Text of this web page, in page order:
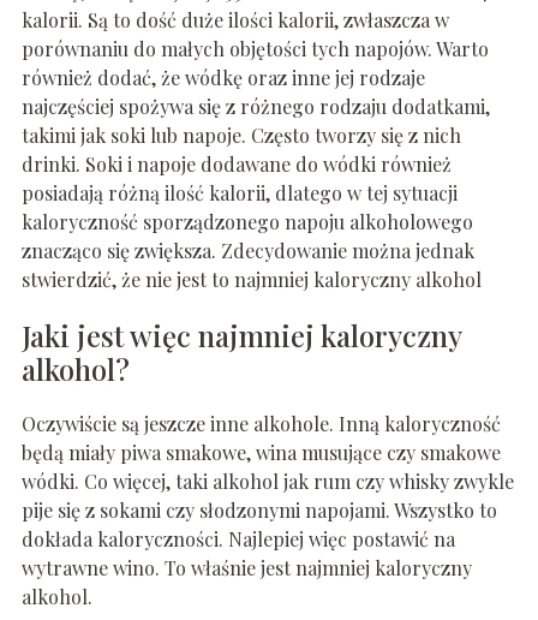
kalorii. Są to dość duże ilości kalorii, zwłaszcza w
porównaniu do małych objętości tych napojów. Warto
również dodać, że wódkę oraz inne jej rodzaje
najczęściej spożywa się z różnego rodzaju dodatkami,
takimi jak soki lub napoje. Często tworzy się z nich
drinki. Soki i napoje dodawane do wódki również
posiadają różną ilość kalorii, dlatego w tej sytuacji
kaloryczność sporządzonego napoju alkoholowego
znacząco się zwiększa. Zdecydowanie można jednak
stwierdzić, że nie jest to najmniej kaloryczny alkohol
Jaki jest więc najmniej kaloryczny
alkohol?
Oczywiście są jeszcze inne alkohole. Inną kaloryczność
będą miały piwa smakowe, wina musujące czy smakowe
wódki. Co więcej, taki alkohol jak rum czy whisky zwykle
pije się z sokami czy słodzonymi napojami. Wszystko to
dokłada kaloryczności. Najlepiej więc postawić na
wytrawne wino. To właśnie jest najmniej kaloryczny
alkohol.